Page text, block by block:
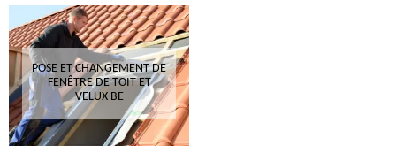
POSE ET CHANGEMENT DE
FENÊTRE DE TOIT ET
VELUX BE